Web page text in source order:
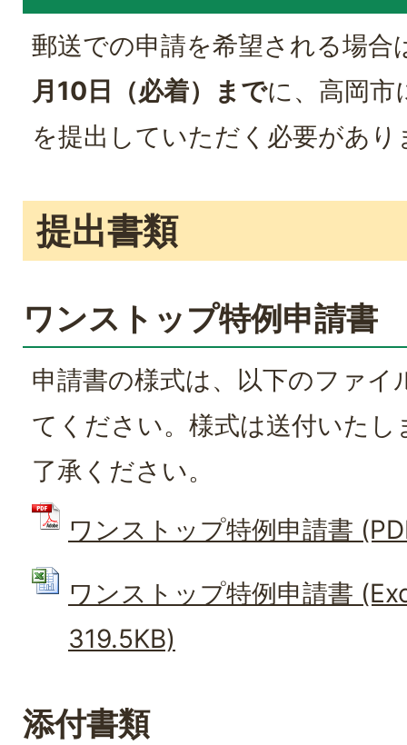
郵送での申請を希望される場合
月10日（必着）までに、高岡市
を提出していただく必要があり
提出書類
ワンストップ特例申請書
申請書の様式は、以下のファ
てください。様式は送付いた
了承ください。
ワンストップ特例申請書
ワンストップ特例申請書
319.5KB)
添付書類